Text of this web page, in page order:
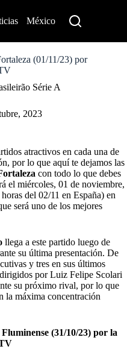
México
(01/11/23) por
Série A
2023
atractivos en cada una de
por lo que aquí te dejamos las
con todo lo que debes
el miércoles, 01 de noviembre,
del 02/11 en España) en
será uno de los mejores
llega a este partido luego de
su última presentación. De
y tres en sus últimos
por Luiz Felipe Scolari
su próximo rival, por lo que
la máxima concentración
(31/10/23) por la